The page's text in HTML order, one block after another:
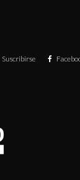
Suscribirse